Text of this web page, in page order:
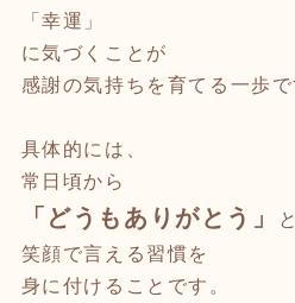
「幸運」
に気づくことが
感謝の気持ちを育てる一歩で
具体的には、
常日頃から
「どうもありがとう」
と
笑顔で言える習慣を
身に付けることです。